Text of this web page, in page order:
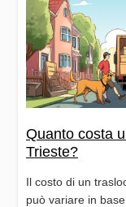
Quanto costa
Trieste?
Il costo di un
può variare in